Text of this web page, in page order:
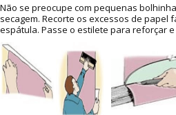
Não se preocupe com pequenas
secagem. Recorte os excessos de papel
espátula. Passe o estilete para reforçar